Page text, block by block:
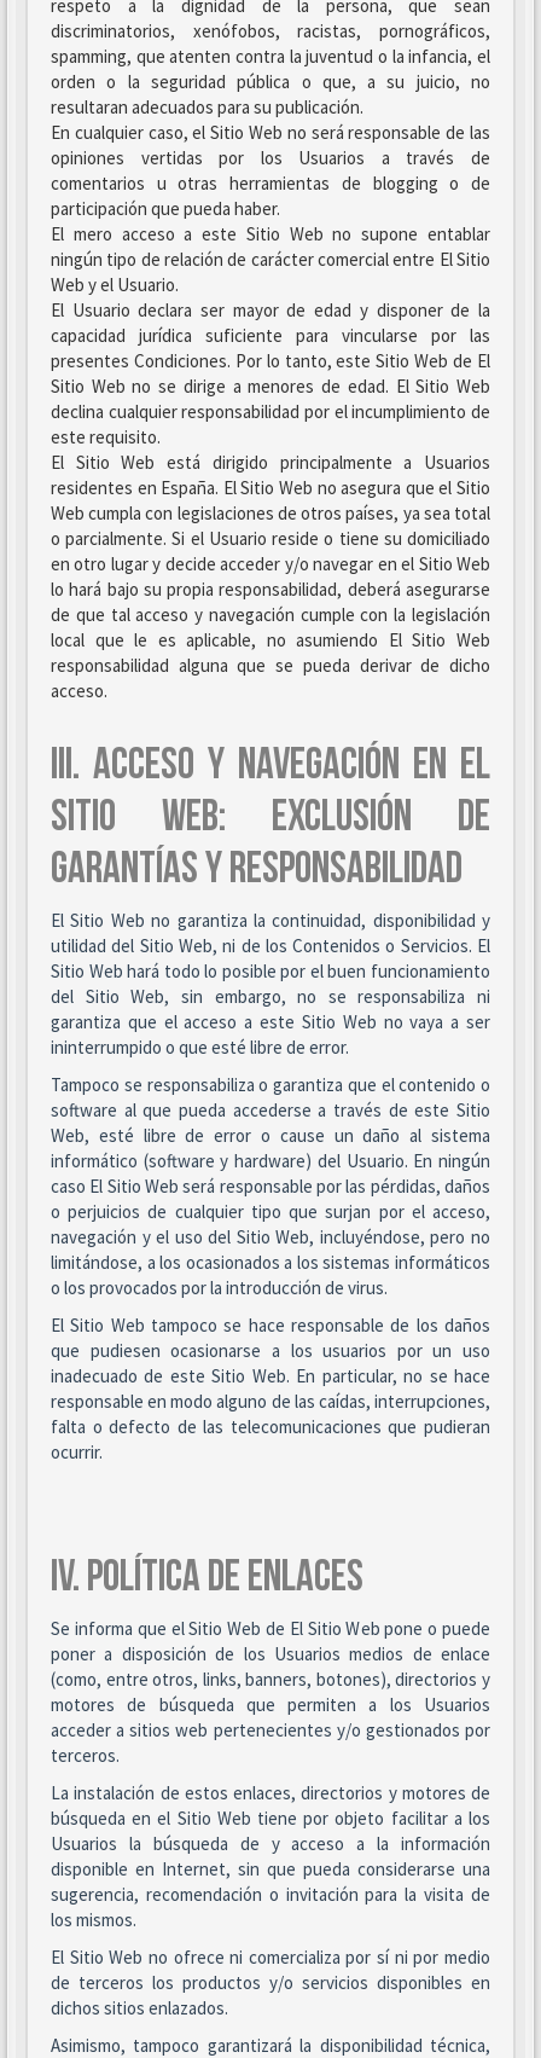
respeto a la dignidad de la persona, que sean
discriminatorios, xenófobos, racistas, pornográficos,
spamming, que atenten contra la juventud o la infancia, el
orden o la seguridad pública o que, a su juicio, no
resultaran adecuados para su publicación.
En cualquier caso, el Sitio Web no será responsable de las
opiniones vertidas por los Usuarios a través de
comentarios u otras herramientas de blogging o de
participación que pueda haber.
El mero acceso a este Sitio Web no supone entablar
ningún tipo de relación de carácter comercial entre El Sitio
Web y el Usuario.
El Usuario declara ser mayor de edad y disponer de la
capacidad jurídica suficiente para vincularse por las
presentes Condiciones. Por lo tanto, este Sitio Web de El
Sitio Web no se dirige a menores de edad. El Sitio Web
declina cualquier responsabilidad por el incumplimiento de
este requisito.
El Sitio Web está dirigido principalmente a Usuarios
residentes en España. El Sitio Web no asegura que el Sitio
Web cumpla con legislaciones de otros países, ya sea total
o parcialmente. Si el Usuario reside o tiene su domiciliado
en otro lugar y decide acceder y/o navegar en el Sitio Web
lo hará bajo su propia responsabilidad, deberá asegurarse
de que tal acceso y navegación cumple con la legislación
local que le es aplicable, no asumiendo El Sitio Web
responsabilidad alguna que se pueda derivar de dicho
acceso.
III. ACCESO Y NAVEGACIÓN EN EL
SITIO WEB: EXCLUSIÓN DE
GARANTÍAS Y RESPONSABILIDAD
El Sitio Web no garantiza la continuidad, disponibilidad y
utilidad del Sitio Web, ni de los Contenidos o Servicios. El
Sitio Web hará todo lo posible por el buen funcionamiento
del Sitio Web, sin embargo, no se responsabiliza ni
garantiza que el acceso a este Sitio Web no vaya a ser
ininterrumpido o que esté libre de error.
Tampoco se responsabiliza o garantiza que el contenido o
software al que pueda accederse a través de este Sitio
Web, esté libre de error o cause un daño al sistema
informático (software y hardware) del Usuario. En ningún
caso El Sitio Web será responsable por las pérdidas, daños
o perjuicios de cualquier tipo que surjan por el acceso,
navegación y el uso del Sitio Web, incluyéndose, pero no
limitándose, a los ocasionados a los sistemas informáticos
o los provocados por la introducción de virus.
El Sitio Web tampoco se hace responsable de los daños
que pudiesen ocasionarse a los usuarios por un uso
inadecuado de este Sitio Web. En particular, no se hace
responsable en modo alguno de las caídas, interrupciones,
falta o defecto de las telecomunicaciones que pudieran
ocurrir.
IV. POLÍTICA DE ENLACES
Se informa que el Sitio Web de El Sitio Web pone o puede
poner a disposición de los Usuarios medios de enlace
(como, entre otros, links, banners, botones), directorios y
motores de búsqueda que permiten a los Usuarios
acceder a sitios web pertenecientes y/o gestionados por
terceros.
La instalación de estos enlaces, directorios y motores de
búsqueda en el Sitio Web tiene por objeto facilitar a los
Usuarios la búsqueda de y acceso a la información
disponible en Internet, sin que pueda considerarse una
sugerencia, recomendación o invitación para la visita de
los mismos.
El Sitio Web no ofrece ni comercializa por sí ni por medio
de terceros los productos y/o servicios disponibles en
dichos sitios enlazados.
Asimismo, tampoco garantizará la disponibilidad técnica,